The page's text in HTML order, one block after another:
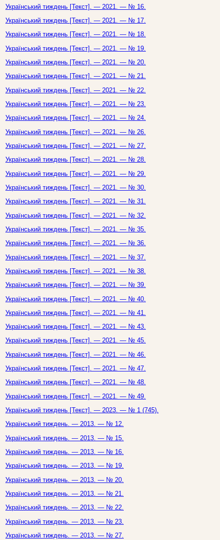
Український тиждень [Текст]. — 2021. — № 16.
Український тиждень [Текст]. — 2021. — № 17.
Український тиждень [Текст]. — 2021. — № 18.
Український тиждень [Текст]. — 2021. — № 19.
Український тиждень [Текст]. — 2021. — № 20.
Український тиждень [Текст]. — 2021. — № 21.
Український тиждень [Текст]. — 2021. — № 22.
Український тиждень [Текст]. — 2021. — № 23.
Український тиждень [Текст]. — 2021. — № 24.
Український тиждень [Текст]. — 2021. — № 26.
Український тиждень [Текст]. — 2021. — № 27.
Український тиждень [Текст]. — 2021. — № 28.
Український тиждень [Текст]. — 2021. — № 29.
Український тиждень [Текст]. — 2021. — № 30.
Український тиждень [Текст]. — 2021. — № 31.
Український тиждень [Текст]. — 2021. — № 32.
Український тиждень [Текст]. — 2021. — № 35.
Український тиждень [Текст]. — 2021. — № 36.
Український тиждень [Текст]. — 2021. — № 37.
Український тиждень [Текст]. — 2021. — № 38.
Український тиждень [Текст]. — 2021. — № 39.
Український тиждень [Текст]. — 2021. — № 40.
Український тиждень [Текст]. — 2021. — № 41.
Український тиждень [Текст]. — 2021. — № 43.
Український тиждень [Текст]. — 2021. — № 45.
Український тиждень [Текст]. — 2021. — № 46.
Український тиждень [Текст]. — 2021. — № 47.
Український тиждень [Текст]. — 2021. — № 48.
Український тиждень [Текст]. — 2021. — № 49.
Український тиждень [Текст]. — 2023. — № 1 (745).
Український тиждень. — 2013. — № 12.
Український тиждень. — 2013. — № 15.
Український тиждень. — 2013. — № 16.
Український тиждень. — 2013. — № 19.
Український тиждень. — 2013. — № 20.
Український тиждень. — 2013. — № 21.
Український тиждень. — 2013. — № 22.
Український тиждень. — 2013. — № 23.
Український тиждень. — 2013. — № 27.